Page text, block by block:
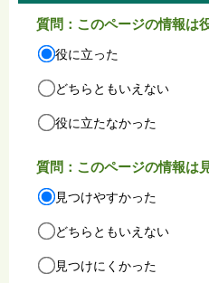
質問：このページの情報は
役に立った
どちらともいえない
役に立たなかった
質問：このページの情報は
見つけやすかった
どちらともいえない
見つけにくかった